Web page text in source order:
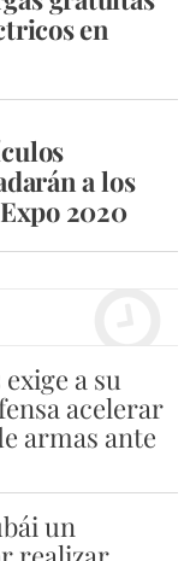
en
a los
2020
a su
acelerar
armas ante
un